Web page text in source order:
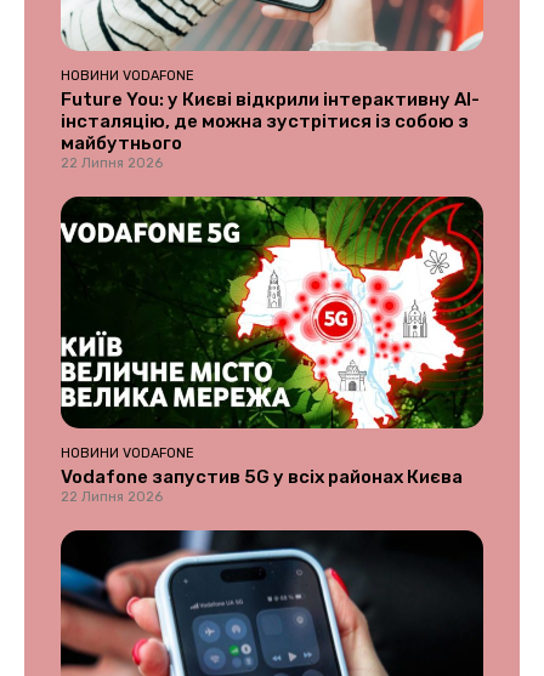
НОВИНИ VODAFONE
Future You: у Києві відкрили інтерактивну AI-
інсталяцію, де можна зустрітися із собою з
майбутнього
22 Липня 2026
НОВИНИ VODAFONE
Vodafone запустив 5G у всіх районах Києва
22 Липня 2026